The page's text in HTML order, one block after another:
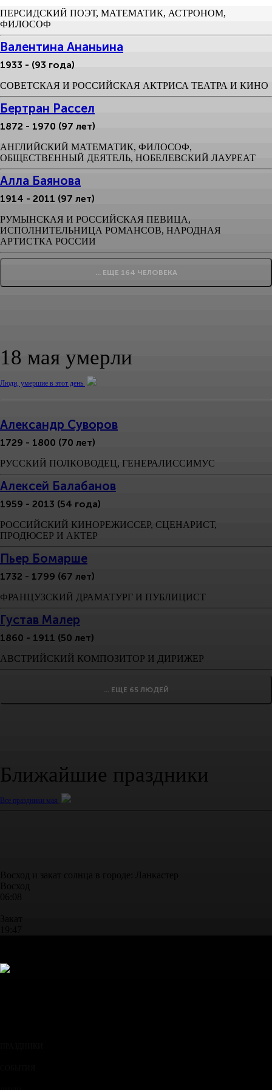
ПЕРСИДСКИЙ ПОЭТ, МАТЕМАТИК, АСТРОНОМ,
ФИЛОСОФ
Валентина Ананьина
1933 - (93 года)
СОВЕТСКАЯ И РОССИЙСКАЯ АКТРИСА ТЕАТРА И КИНО
Бертран Рассел
1872 - 1970 (97 лет)
АНГЛИЙСКИЙ МАТЕМАТИК, ФИЛОСОФ,
ОБЩЕСТВЕННЫЙ ДЕЯТЕЛЬ, НОБЕЛЕВСКИЙ ЛАУРЕАТ
Алла Баянова
1914 - 2011 (97 лет)
РУМЫНСКАЯ И РОССИЙСКАЯ ПЕВИЦА,
ИСПОЛНИТЕЛЬНИЦА РОМАНСОВ, НАРОДНАЯ
АРТИСТКА РОССИИ
... ЕЩЕ 164 ЧЕЛОВЕКА
18 мая умерли
Люди, умершие в этот день
Александр Суворов
1729 - 1800 (70 лет)
РУССКИЙ ПОЛКОВОДЕЦ, ГЕНЕРАЛИССИМУС
Алексей Балабанов
1959 - 2013 (54 года)
РОССИЙСКИЙ КИНОРЕЖИССЕР, СЦЕНАРИСТ,
ПРОДЮСЕР И АКТЕР
Пьер Бомарше
1732 - 1799 (67 лет)
ФРАНЦУЗСКИЙ ДРАМАТУРГ И ПУБЛИЦИСТ
Густав Малер
1860 - 1911 (50 лет)
АВСТРИЙСКИЙ КОМПОЗИТОР И ДИРИЖЕР
... ЕЩЕ 65 ЛЮДЕЙ
Ближайшие праздники
Все праздники мая
Восход и закат солнца в городе: Ланкастер